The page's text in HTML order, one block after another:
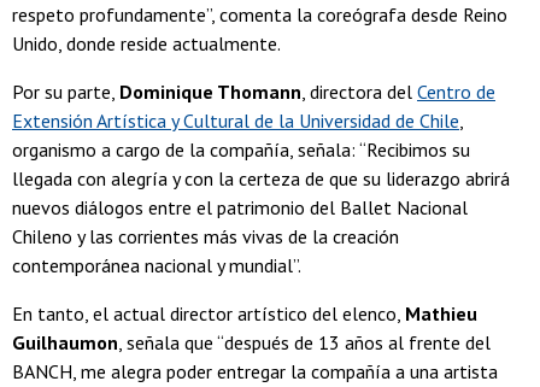
respeto profundamente”, comenta la coreógrafa desde Reino
Unido, donde reside actualmente.
Por su parte, Dominique Thomann, directora del Centro de
Extensión Artística y Cultural de la Universidad de Chile,
organismo a cargo de la compañía, señala: “Recibimos su
llegada con alegría y con la certeza de que su liderazgo abrirá
nuevos diálogos entre el patrimonio del Ballet Nacional
Chileno y las corrientes más vivas de la creación
contemporánea nacional y mundial”.
En tanto, el actual director artístico del elenco, Mathieu
Guilhaumon, señala que “después de 13 años al frente del
BANCH, me alegra poder entregar la compañía a una artista